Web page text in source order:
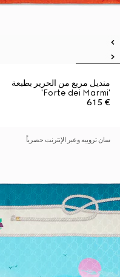
منديل مربع من الحرير بطبعة
'Forte dei Marmi'
€ 615
سان تروبيه وعبر الإنترنت حصرياً